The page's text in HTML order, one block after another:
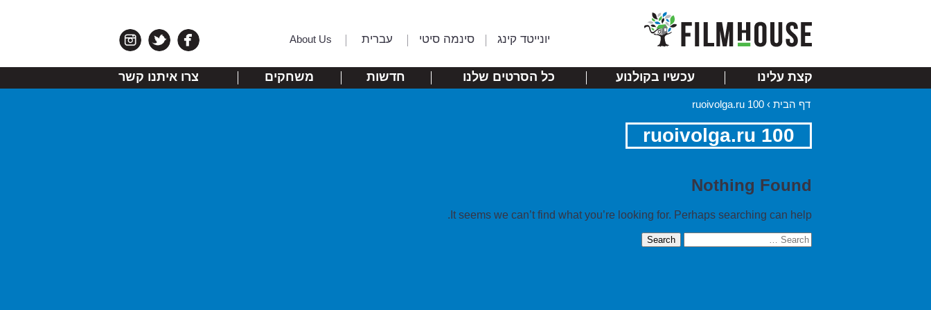
יונייטד קינג סינמה סיטי עברית About Us
קצת עלינו עכשיו בקולנוע כל הסרטים שלנו חדשות משחקים צרו איתנו קשר
דף הבית ›
ruoivolga.ru 100
ruoivolga.ru 100
Nothing Found
It seems we can’t find what you’re looking for. Perhaps searching can help.
Search
for: